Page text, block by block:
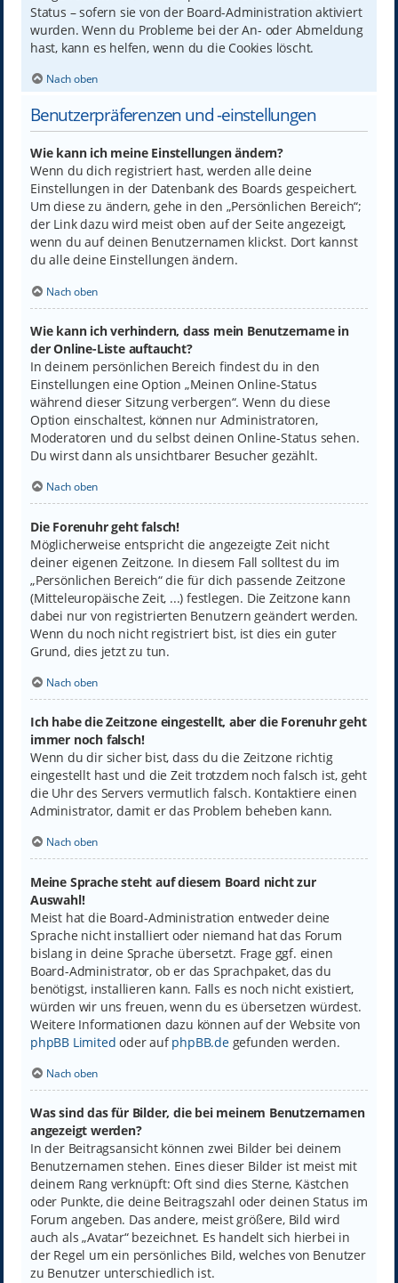
Status – sofern sie von der Board-Administration aktiviert
wurden. Wenn du Probleme bei der An- oder Abmeldung
hast, kann es helfen, wenn du die Cookies löscht.
Nach oben
Benutzerpräferenzen und -einstellungen
Wie kann ich meine Einstellungen ändern?
Wenn du dich registriert hast, werden alle deine
Einstellungen in der Datenbank des Boards gespeichert.
Um diese zu ändern, gehe in den „Persönlichen Bereich“;
der Link dazu wird meist oben auf der Seite angezeigt,
wenn du auf deinen Benutzernamen klickst. Dort kannst
du alle deine Einstellungen ändern.
Nach oben
Wie kann ich verhindern, dass mein Benutzername in
der Online-Liste auftaucht?
In deinem persönlichen Bereich findest du in den
Einstellungen eine Option „Meinen Online-Status
während dieser Sitzung verbergen“. Wenn du diese
Option einschaltest, können nur Administratoren,
Moderatoren und du selbst deinen Online-Status sehen.
Du wirst dann als unsichtbarer Besucher gezählt.
Nach oben
Die Forenuhr geht falsch!
Möglicherweise entspricht die angezeigte Zeit nicht
deiner eigenen Zeitzone. In diesem Fall solltest du im
„Persönlichen Bereich“ die für dich passende Zeitzone
(Mitteleuropäische Zeit, ...) festlegen. Die Zeitzone kann
dabei nur von registrierten Benutzern geändert werden.
Wenn du noch nicht registriert bist, ist dies ein guter
Grund, dies jetzt zu tun.
Nach oben
Ich habe die Zeitzone eingestellt, aber die Forenuhr geht
immer noch falsch!
Wenn du dir sicher bist, dass du die Zeitzone richtig
eingestellt hast und die Zeit trotzdem noch falsch ist, geht
die Uhr des Servers vermutlich falsch. Kontaktiere einen
Administrator, damit er das Problem beheben kann.
Nach oben
Meine Sprache steht auf diesem Board nicht zur
Auswahl!
Meist hat die Board-Administration entweder deine
Sprache nicht installiert oder niemand hat das Forum
bislang in deine Sprache übersetzt. Frage ggf. einen
Board-Administrator, ob er das Sprachpaket, das du
benötigst, installieren kann. Falls es noch nicht existiert,
würden wir uns freuen, wenn du es übersetzen würdest.
Weitere Informationen dazu können auf der Website von
phpBB Limited oder aufphpBB.degefunden werden.
Nach oben
Was sind das für Bilder, die bei meinem Benutzernamen
angezeigt werden?
In der Beitragsansicht können zwei Bilder bei deinem
Benutzernamen stehen. Eines dieser Bilder ist meist mit
deinem Rang verknüpft: Oft sind dies Sterne, Kästchen
oder Punkte, die deine Beitragszahl oder deinen Status im
Forum angeben. Das andere, meist größere, Bild wird
auch als „Avatar“ bezeichnet. Es handelt sich hierbei in
der Regel um ein persönliches Bild, welches von Benutzer
zu Benutzer unterschiedlich ist.